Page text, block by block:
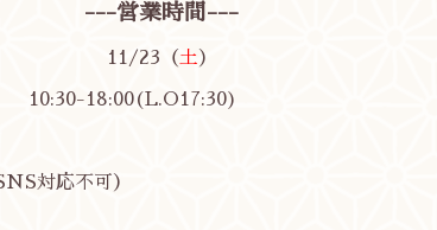
---営業時間---
11/23（土）
10:30-18:00(L.O17:30)
対応不可）